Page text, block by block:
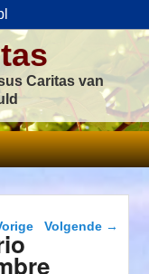
Caritas van
Volgende →